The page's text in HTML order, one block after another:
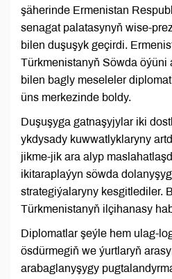
şäherinde Ermenistan
senagat palatasynyň wise-
bilen duşuşyk geçirdi.
Türkmenistanyň Söwda öýüni
bilen bagly meseleler
üns merkezinde boldy.
Duşuşyga gatnaşyjylar iki
ykdysady kuwwatlyklaryny
jikme-jik ara alyp
ikitaraplaýyn söwda
strategiýalaryny kesgitlediler.
Türkmenistanyň ilçihanasy
Diplomatlar şeýle hem ulag-
ösdürmegiň we ýurtlaryň
arabaglanyşygy